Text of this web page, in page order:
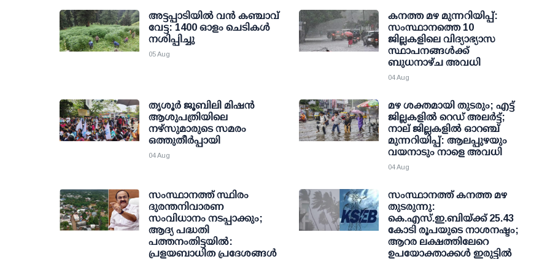
അട്ടപ്പാടിയില്‍ വന്‍ കഞ്ചാവ്
വേട്ട: 1400 ഓളം ചെടികള്‍
നശിപ്പിച്ചു
05 Aug
കനത്ത മഴ മുന്നറിയിപ്പ്:
സംസ്ഥാനത്തെ 10
ജില്ലകളിലെ വിദ്യാഭ്യാസ
സ്ഥാപനങ്ങള്‍ക്ക്
ബുധനാഴ്ച അവധി
04 Aug
തൃശൂര്‍ ജൂബിലി മിഷന്‍
ആശുപത്രിയിലെ
നഴ്സുമാരുടെ സമരം
ഒത്തുതീര്‍പ്പായി
04 Aug
മഴ ശക്തമായി തുടരും; എട്ട്
ജില്ലകളില്‍ റെഡ് അലര്‍ട്ട്;
നാല് ജില്ലകളില്‍ ഓറഞ്ച്
മുന്നറിയിപ്പ്: ആലപ്പുഴയും
വയനാടും നാളെ അവധി
04 Aug
സംസ്ഥാനത്ത് സ്ഥിരം
ദുരന്തനിവാരണ
സംവിധാനം നടപ്പാക്കും;
ആദ്യ പദ്ധതി
പത്തനംതിട്ടയില്‍:
പ്രളയബാധിത പ്രദേശങ്ങള്‍
സംസ്ഥാനത്ത് കനത്ത മഴ
തുടരുന്നു:
കെ.എസ്.ഇ.ബിയ്ക്ക് 25.43
കോടി രൂപയുടെ നാശനഷ്ടം;
ആറര ലക്ഷത്തിലേറെ
ഉപയോക്താക്കള്‍ ഇരുട്ടില്‍